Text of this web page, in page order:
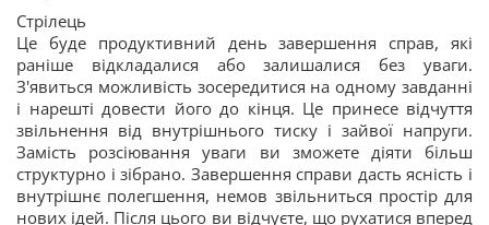
Стрілець
Це буде продуктивний день завершення справ, які
раніше відкладалися або залишалися без уваги.
З'явиться можливість зосередитися на одному завданні
і нарешті довести його до кінця. Це принесе відчуття
звільнення від внутрішнього тиску і зайвої напруги.
Замість розсіювання уваги ви зможете діяти більш
структурно і зібрано. Завершення справи дасть ясність і
внутрішнє полегшення, немов звільниться простір для
нових ідей. Після цього ви відчуєте, що рухатися вперед